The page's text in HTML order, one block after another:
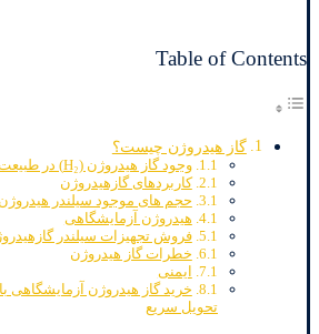
Table of Contents
گاز هیدروژن چیست؟
وجود گاز هیدروژن (H₂) در طبیعت و صنعت
کاربردهای گازهیدروژن
حجم های موجود سیلندر هیدروژن
هیدروژن آزمایشگاهی
فروش تجهیزات سیلندر
خطرات گاز هیدروژن
ایمنی
خرید گاز هیدروژن آزمایشگاهی
تحویل سریع